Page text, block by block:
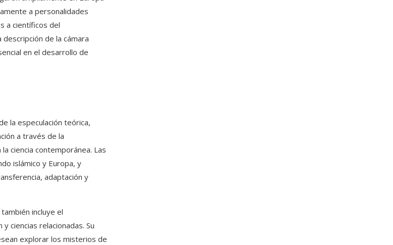
a personalidades
a científicos del
de la cámara
en el desarrollo de
la especulación teórica,
a través de la
ciencia contemporánea. Las
islámico y Europa, y
adaptación y
incluye el
ciencias relacionadas. Su
explorar los misterios de